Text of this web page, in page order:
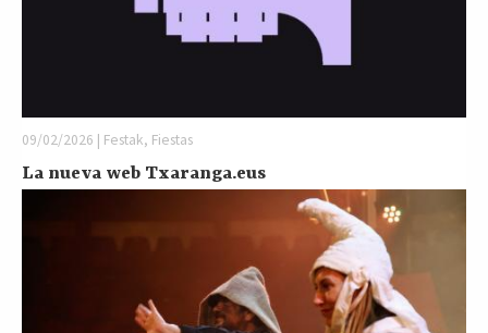
09/02/2026 | Festak, Fiestas
La nueva web Txaranga.eus